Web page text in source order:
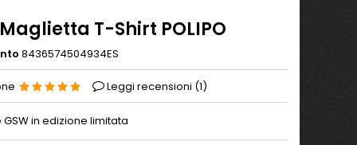
Maglietta T-Shirt POLIPO
8436574504934ES
Leggi recensioni (1)
in edizione limitata